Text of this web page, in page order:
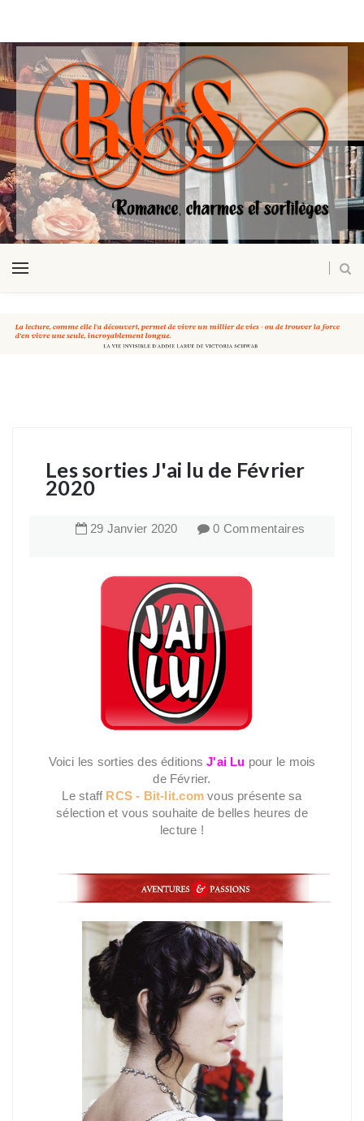
Les sorties J'ai lu de Février
2020
29 Janvier 2020 0 Commentaires
Voici les sorties des éditionsJ'ai Lu pour le mois
de Février.
Le staff RCS - Bit-lit.comvous présente sa
sélection et vous souhaite de belles heures de
lecture !